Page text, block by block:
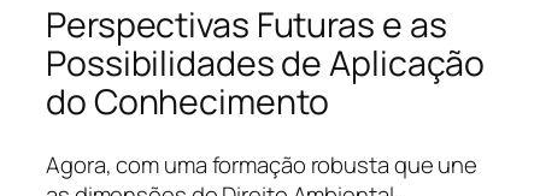
Perspectivas Futuras e as
Possibilidades de Aplicação
do Conhecimento
Agora, com uma formação robusta que une